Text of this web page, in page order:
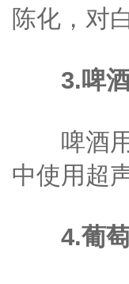
陈化，对
3.啤
啤酒用
中使用超
4.葡